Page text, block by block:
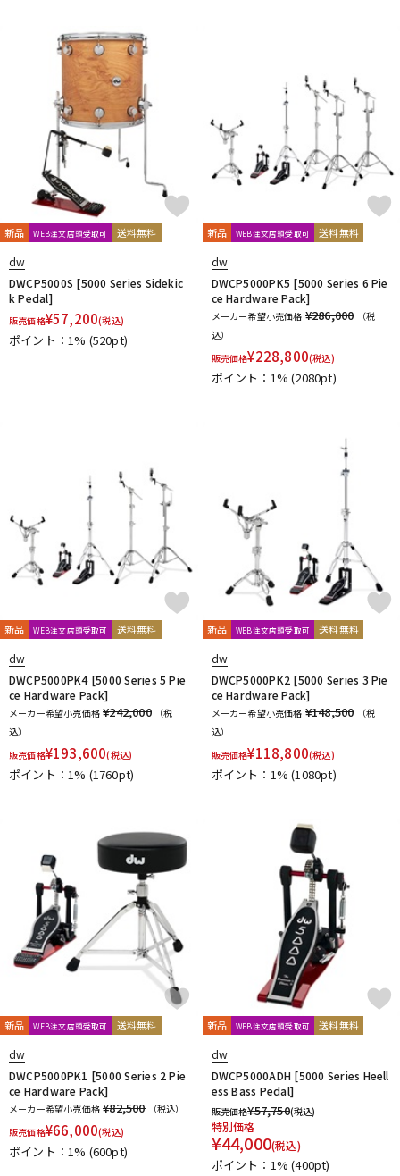
新品 WEB注文店頭受取可 送料無料
dw
DWCP5000S [5000 Series Sidekic
k Pedal]
販売価格¥57,200(税込)
ポイント：1% (520pt)
新品 WEB注文店頭受取可 送料無料
dw
DWCP5000PK5 [5000 Series 6 Pie
ce Hardware Pack]
メーカー希望小売価格 ¥286,000
（税
込）
販売価格¥228,800(税込)
ポイント：1%(2080pt)
新品 WEB注文店頭受取可 送料無料
dw
DWCP5000PK4 [5000 Series 5 Pie
ce Hardware Pack]
メーカー希望小売価格 ¥242,000
（税
込）
販売価格¥193,600(税込)
ポイント：1% (1760pt)
新品 WEB注文店頭受取可 送料無料
dw
DWCP5000PK2 [5000 Series 3 Pie
ce Hardware Pack]
メーカー希望小売価格 ¥148,500
（税
込）
販売価格¥118,800(税込)
ポイント：1%(1080pt)
新品 WEB注文店頭受取可 送料無料
dw
DWCP5000PK1 [5000 Series 2 Pie
ce Hardware Pack]
メーカー希望小売価格 ¥82,500
（税込）
販売価格¥66,000(税込)
ポイント：1% (600pt)
新品 WEB注文店頭受取可 送料無料
dw
DWCP5000ADH [5000 Series Heell
ess Bass Pedal]
販売価格¥57,750(税込)
特別価格
¥44,000(税込)
ポイント：1%(400pt)